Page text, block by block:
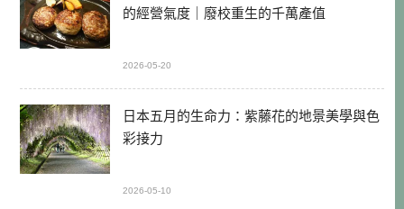
的經營氣度｜廢校重生的千萬產值
2026-05-20
日本五月的生命力：紫藤花的地景美學與色
彩接力
2026-05-10